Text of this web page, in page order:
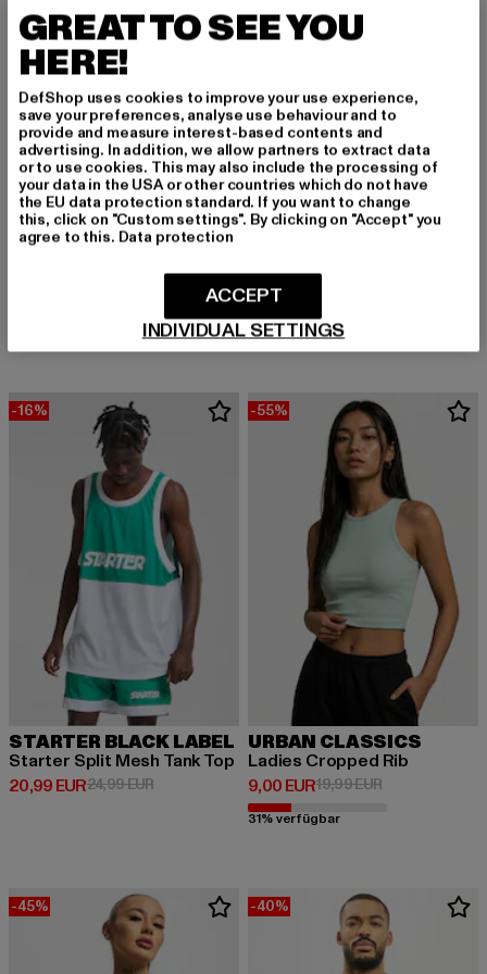
URBAN CLASSICS
Derzeitiger Preis: 20,99 EUR
27,99 EURAktionspreis: 27,99 EUR
URBAN CLASSICS
Jersey Loose 2-Pack
19,87 EUR
Derzeitiger Preis: 19,87 EUR
27,99 EUR
-16%
STARTER BLACK LABEL
Starter Split Mesh Tank Top
20,99 EUR
Derzeitiger Preis: 20,99 EUR
24,99 EURAktionspreis: 24,99 EUR
-55%
URBAN CLASSICS
Ladies Cropped Rib
9,00 EUR
Derzeitiger Preis: 9,00 EUR
19,99 EURAktionspreis:
31% verfügbar
-45% -40%
GREAT TO SEE YOU
HERE!
DefShop uses cookies to improve your use experience,
save your preferences, analyse use behaviour and to
provide and measure interest-based contents and
advertising. In addition, we allow partners to extract data
or to use cookies. This may also include the processing of
your data in the USA or other countries which do not have
the EU data protection standard. If you want to change
this, click on "Custom settings". By clicking on "Accept" you
agree to this. Data protection
INDIVIDUAL SETTINGS
ACCEPT